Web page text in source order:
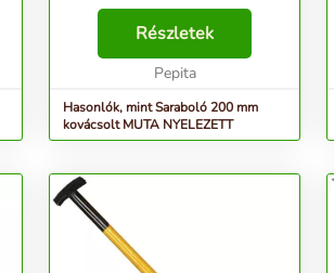
Részletek
Pepita
Hasonlók, mint Saraboló 200 mm
kovácsolt MUTA NYELEZETT